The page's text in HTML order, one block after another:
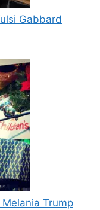
Tulsi Gabbard
– Melania Trump